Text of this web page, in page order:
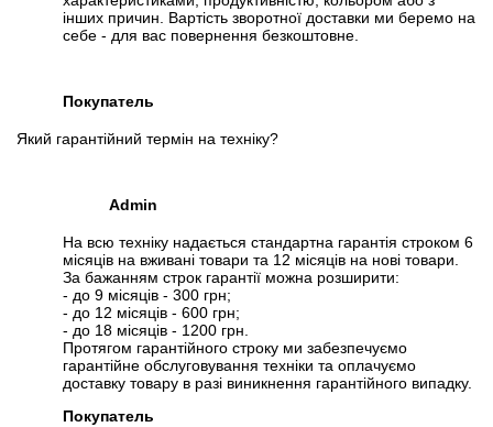
інших причин. Вартість зворотної доставки ми беремо на
себе - для вас повернення безкоштовне.
Покупатель
Який гарантійний термін на техніку?
Admin
На всю техніку надається стандартна гарантія строком 6
місяців на вживані товари та 12 місяців на нові товари.
За бажанням строк гарантії можна розширити:
- до 9 місяців - 300 грн;
- до 12 місяців - 600 грн;
- до 18 місяців - 1200 грн.
Протягом гарантійного строку ми забезпечуємо
гарантійне обслуговування техніки та оплачуємо
доставку товару в разі виникнення гарантійного випадку.
Покупатель